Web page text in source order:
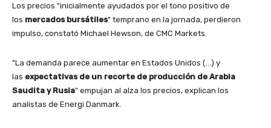
Los precios "inicialmente ayudados por el tono positivo de
los mercados bursátiles" temprano en la jornada, perdieron
impulso, constató Michael Hewson, de CMC Markets.
"La demanda parece aumentar en Estados Unidos (…) y
las expectativas de un recorte de producción de Arabia
Saudita y Rusia" empujan al alza los precios, explican los
analistas de Energi Danmark.